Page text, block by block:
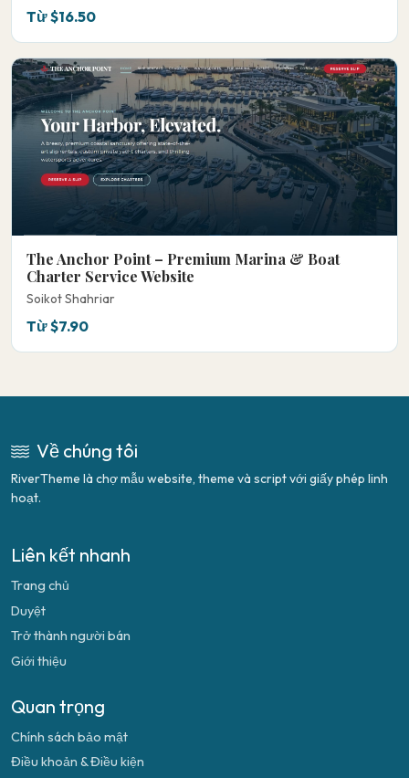
Từ $16.50
The Anchor Point – Premium Marina & Boat
Charter Service Website
Soikot Shahriar
Từ $7.90
Về chúng tôi
RiverTheme là chợ mẫu website, theme và script với giấy phép linh
hoạt.
Liên kết nhanh
Trang chủ
Duyệt
Trở thành người bán
Giới thiệu
Quan trọng
Chính sách bảo mật
Điều khoản & Điều kiện